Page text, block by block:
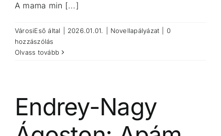
A mama min [...]
VárosiEső által 2026.01.01. Novellapályázat
0
hozzászólás
Olvass tovább
Endrey-Nagy